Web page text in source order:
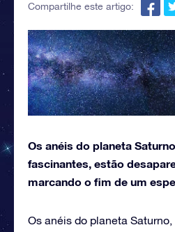
Compartilhe este artigo:
Os anéis do planeta
fascinantes, estão
marcando o fim de um
Os anéis do planeta